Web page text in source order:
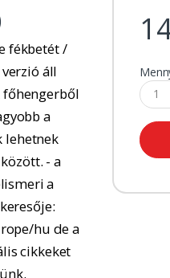
fékbetét /
áll
főhengerből
a
lehetnek
- a
a
hu de a
cikkeket